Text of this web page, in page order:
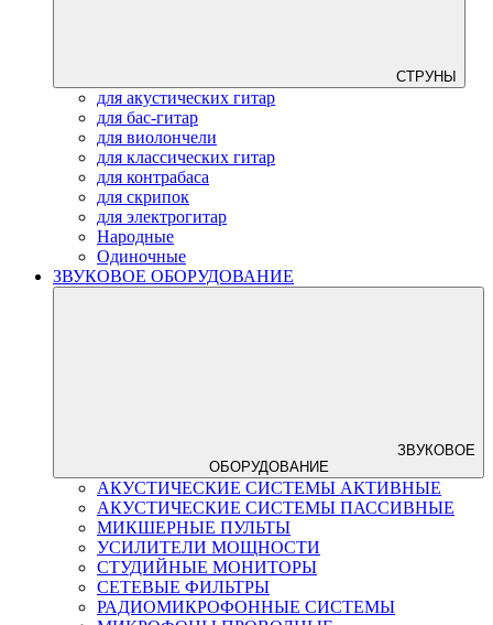
СТРУНЫ
для акустических гитар
для бас-гитар
для виолончели
для классических гитар
для контрабаса
для скрипок
для электрогитар
Народные
Одиночные
ЗВУКОВОЕ ОБОРУДОВАНИЕ
ЗВУКОВОЕ
ОБОРУДОВАНИЕ
АКУСТИЧЕСКИЕ СИСТЕМЫ АКТИВНЫЕ
АКУСТИЧЕСКИЕ СИСТЕМЫ ПАССИВНЫЕ
МИКШЕРНЫЕ ПУЛЬТЫ
УСИЛИТЕЛИ МОЩНОСТИ
СТУДИЙНЫЕ МОНИТОРЫ
СЕТЕВЫЕ ФИЛЬТРЫ
РАДИОМИКРОФОННЫЕ СИСТЕМЫ